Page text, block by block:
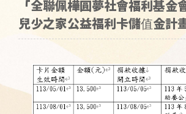
「全聯佩樺圓夢社會福利基金
兒少之家公益福利卡儲值金計